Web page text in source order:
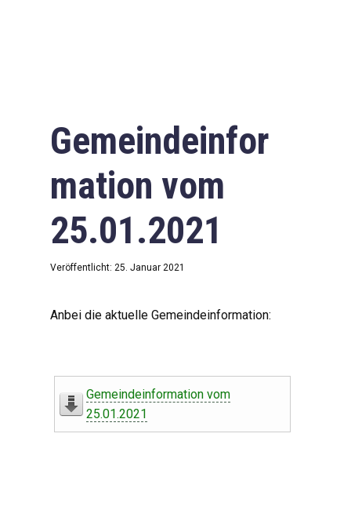
Gemeindeinfor
mation vom
25.01.2021
Veröffentlicht: 25. Januar 2021
Anbei die aktuelle Gemeindeinformation:
Gemeindeinformation vom
25.01.2021